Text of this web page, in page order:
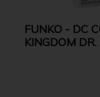
FUNKO - DC
KINGDOM